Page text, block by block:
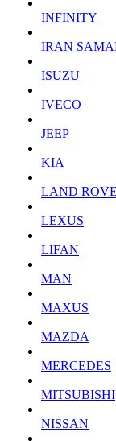
INFINITY
IRAN
ISUZU
IVECO
JEEP
KIA
LAND
LEXUS
LIFAN
MAN
MAXUS
MAZDA
MERCEDES
MITSUBISHI
NISSAN